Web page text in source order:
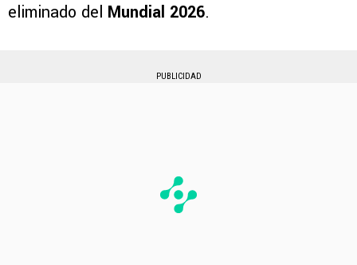
eliminado del Mundial 2026.
PUBLICIDAD